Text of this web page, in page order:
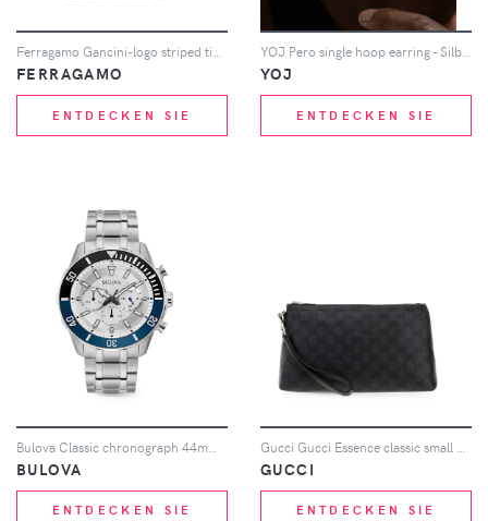
Ferragamo Gancini-logo striped tie clip - Silber
FERRAGAMO
ENTDECKEN SIE
YOJ Pero single hoop earring - Silber
YOJ
ENTDECKEN SIE
BULOVA
ENTDECKEN SIE
GUCCI
ENTDECKEN SIE